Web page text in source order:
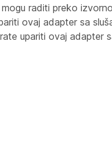
raditi preko
ovaj adapter sa
upariti ovaj adapter